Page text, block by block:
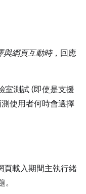
與網頁互動時，回應
室測試 (即使是支援
使用者何時會選擇
頁載入期間主執行緒